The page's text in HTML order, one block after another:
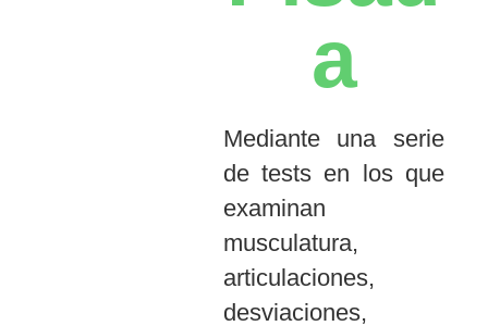
a
Mediante una serie
de tests en los que
examinan
musculatura,
articulaciones,
desviaciones,